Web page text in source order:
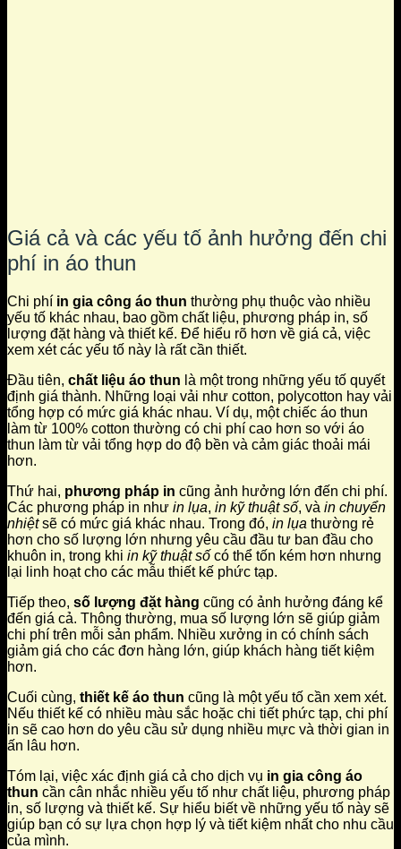
Giá cả và các yếu tố ảnh hưởng đến chi
phí in áo thun
Chi phí in gia công áo thun thường phụ thuộc vào nhiều
yếu tố khác nhau, bao gồm chất liệu, phương pháp in, số
lượng đặt hàng và thiết kế. Để hiểu rõ hơn về giá cả, việc
xem xét các yếu tố này là rất cần thiết.
Đầu tiên, chất liệu áo thun là một trong những yếu tố quyết
định giá thành. Những loại vải như cotton, polycotton hay vải
tổng hợp có mức giá khác nhau. Ví dụ, một chiếc áo thun
làm từ 100% cotton thường có chi phí cao hơn so với áo
thun làm từ vải tổng hợp do độ bền và cảm giác thoải mái
hơn.
Thứ hai, phương pháp in cũng ảnh hưởng lớn đến chi phí.
Các phương pháp in như in lụa, in kỹ thuật số, và in chuyển
nhiệtsẽ có mức giá khác nhau. Trong đó, in lụa thường rẻ
hơn cho số lượng lớn nhưng yêu cầu đầu tư ban đầu cho
khuôn in, trong khi in kỹ thuật số có thể tốn kém hơn nhưng
lại linh hoạt cho các mẫu thiết kế phức tạp.
Tiếp theo, số lượng đặt hàng cũng có ảnh hưởng đáng kể
đến giá cả. Thông thường, mua số lượng lớn sẽ giúp giảm
chi phí trên mỗi sản phẩm. Nhiều xưởng in có chính sách
giảm giá cho các đơn hàng lớn, giúp khách hàng tiết kiệm
hơn.
Cuối cùng, thiết kế áo thun cũng là một yếu tố cần xem xét.
Nếu thiết kế có nhiều màu sắc hoặc chi tiết phức tạp, chi phí
in sẽ cao hơn do yêu cầu sử dụng nhiều mực và thời gian in
ấn lâu hơn.
Tóm lại, việc xác định giá cả cho dịch vụ in gia công áo
thun cần cân nhắc nhiều yếu tố như chất liệu, phương pháp
in, số lượng và thiết kế. Sự hiểu biết về những yếu tố này sẽ
giúp bạn có sự lựa chọn hợp lý và tiết kiệm nhất cho nhu cầu
của mình.